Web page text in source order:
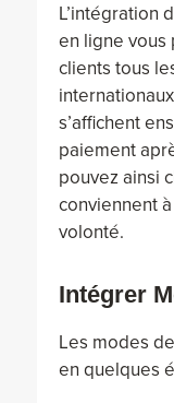
L’intégration
en ligne vous
clients tous
s’affichent
paiement
pouvez ainsi
conviennent
volonté.
Intégrer
Les modes
en quelques